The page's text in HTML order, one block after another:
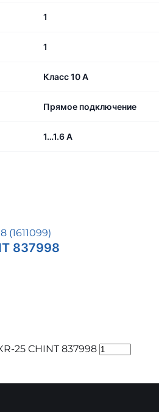
1
1
Класс 10 A
Прямое подключение
1…1.6 А
837998
25 CHINT 837998